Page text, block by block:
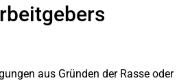
aus Gründen der Rasse oder